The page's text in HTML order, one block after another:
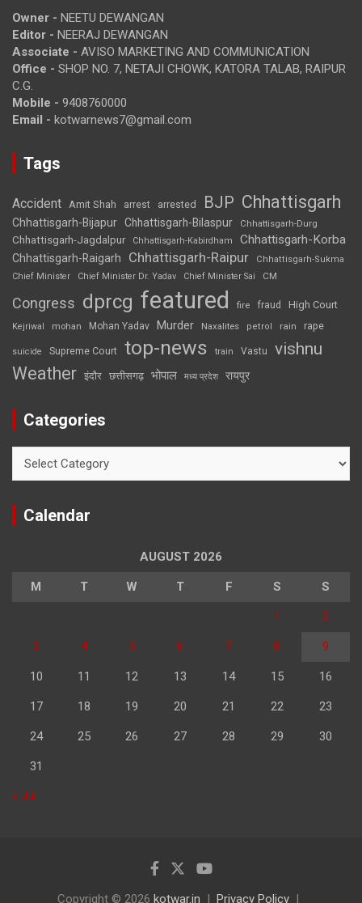
Owner - NEETU DEWANGAN
Editor - NEERAJ DEWANGAN
Associate - AVISO MARKETING AND COMMUNICATION
Office - SHOP NO. 7, NETAJI CHOWK, KATORA TALAB, RAIPUR
C.G.
Mobile - 9408760000
Email - kotwarnews7@gmail.com
Tags
Accident Amit Shah arrest arrested BJP Chhattisgarh
Chhattisgarh-Bijapur Chhattisgarh-Bilaspur Chhattisgarh-Durg
Chhattisgarh-Jagdalpur Chhattisgarh-Kabirdham Chhattisgarh-Korba
Chhattisgarh-Raigarh Chhattisgarh-Raipur
Chhattisgarh-Sukma
Chief Minister
Chief Minister Dr. Yadav Chief Minister Sai CM
Congress dprcg featured fire fraud High Court
Kejriwal mohan Mohan Yadav Murder Naxalites petrol rain rape
suicide Supreme Court top-news train Vastu vishnu
Weather इंदौर छत्तीसगढ़ भोपाल मध्य प्रदेश रायपुर
Categories
Calendar
AUGUST 2026
M T W T F S S
1 2
3 4 5 6 7 8 9
10 11 12 13 14 15 16
17 18 19 20 21 22 23
24 25 26 27 28 29 30
31
« Jul
Copyright © 2026 kotwar.in Privacy Policy